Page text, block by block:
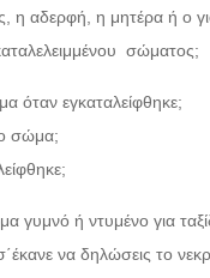
η αδερφή, η μητέρα ή ο
σώματος;
όταν εγκαταλείφθηκε;
σώμα;
γυμνό ή ντυμένο για
να δηλώσεις το